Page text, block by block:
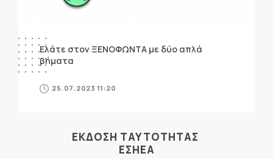
Ελάτε στον ΞΕΝΟΦΩΝΤΑ με δύο απλά
βήματα
25.07.2023 11:20
ΕΚΔΟΣΗ ΤΑΥΤΟΤΗΤΑΣ
ΕΣΗΕΑ